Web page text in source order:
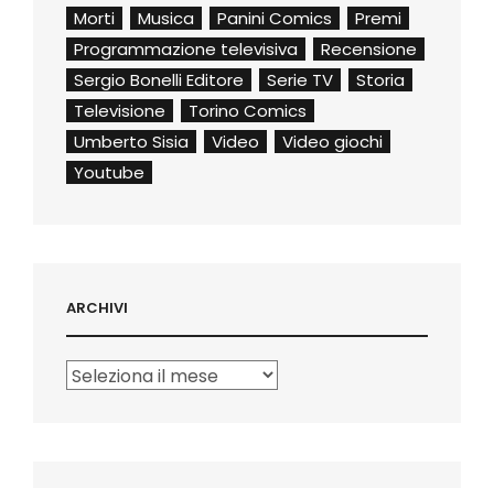
Morti
Musica Panini Comics
Premi
Programmazione televisiva
Recensione
Sergio Bonelli Editore
Serie TV
Storia
Televisione
Torino Comics
Umberto Sisia
Video
Video giochi
Youtube
ARCHIVI
Archivi